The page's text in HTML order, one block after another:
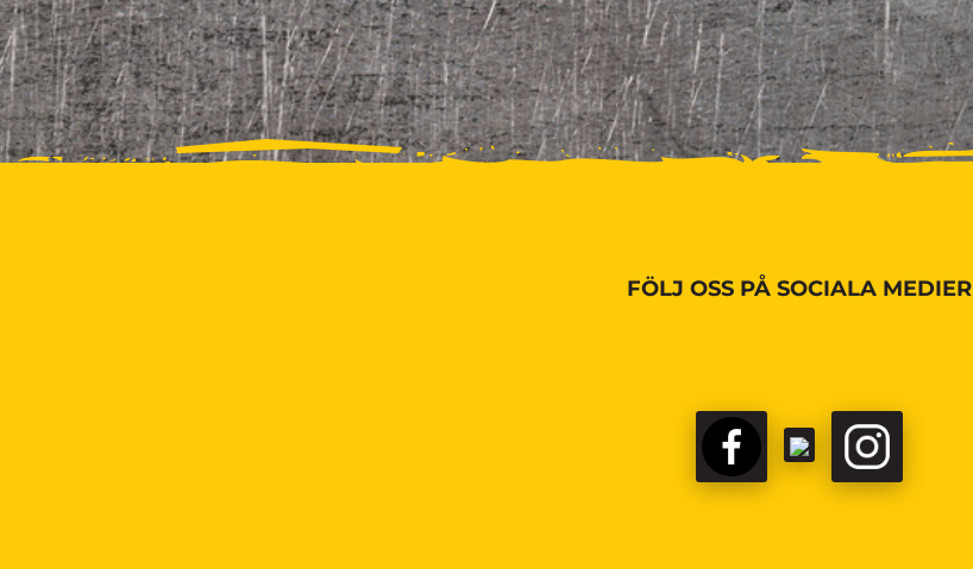
FÖLJ OSS PÅ SOCIALA MEDIER
FACEBOOKTIKTOK